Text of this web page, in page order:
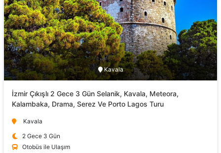
Kavala
İzmir Çıkışlı 2 Gece 3 Gün Selanik, Kavala, Meteora,
Kalambaka, Drama, Serez Ve Porto Lagos Turu
Kavala
2 Gece 3 Gün
Otobüs ile Ulaşım